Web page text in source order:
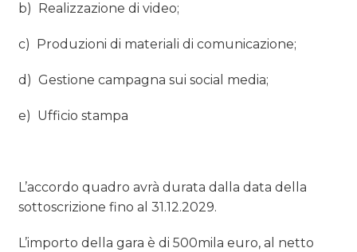
b) Realizzazione di video;
c) Produzioni di materiali di comunicazione;
d) Gestione campagna sui social media;
e) Ufficio stampa
L’accordo quadro avrà durata dalla data della
sottoscrizione fino al 31.12.2029.
L’importo della gara è di 500mila euro, al netto